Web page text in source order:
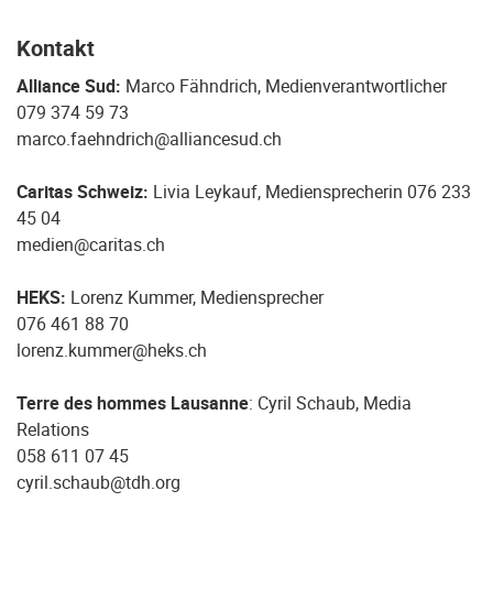
Kontakt
Alliance Sud: Marco Fähndrich, Medienverantwortlicher
079 374 59 73
marco.faehndrich@alliancesud.ch
Caritas Schweiz: Livia Leykauf, Mediensprecherin 076 233
45 04
medien@caritas.ch
HEKS: Lorenz Kummer, Mediensprecher
076 461 88 70
lorenz.kummer@heks.ch
Terre des hommes Lausanne: Cyril Schaub, Media
Relations
058 611 07 45
cyril.schaub@tdh.org